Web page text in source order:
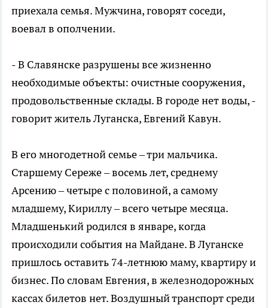
приехала семья. Мужчина, говорят соседи,
воевал в ополчении.
- В Славянске разрушены все жизненно
необходимые объекты: очистные сооружения,
продовольственные склады. В городе нет воды, -
говорит житель Луганска, Евгений Кавун.
В его многодетной семье – три мальчика.
Старшему Сереже – восемь лет, среднему
Арсению – четыре с половиной, а самому
младшему, Кириллу – всего четыре месяца.
Младшенький родился в январе, когда
происходили события на Майдане. В Луганске
пришлось оставить 74-летнюю маму, квартиру и
бизнес. По словам Евгения, в железнодорожных
кассах билетов нет. Воздушный транспорт среди